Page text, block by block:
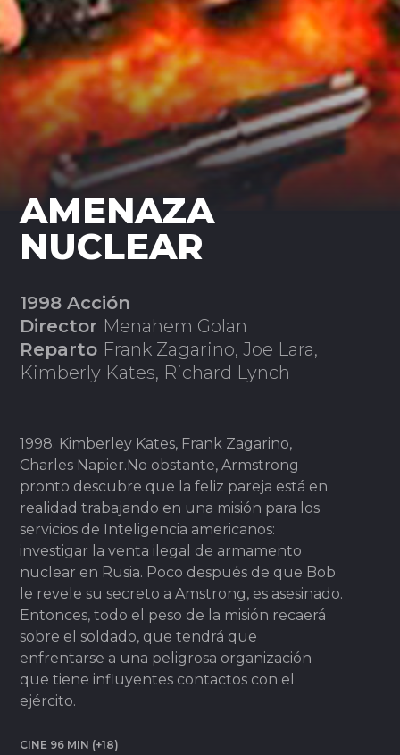
AMENAZA
NUCLEAR
1998 Acción
Director Menahem Golan
Reparto Frank Zagarino, Joe Lara,
Kimberly Kates, Richard Lynch
1998. Kimberley Kates, Frank Zagarino,
Charles Napier.No obstante, Armstrong
pronto descubre que la feliz pareja está en
realidad trabajando en una misión para los
servicios de Inteligencia americanos:
investigar la venta ilegal de armamento
nuclear en Rusia. Poco después de que Bob
le revele su secreto a Amstrong, es asesinado.
Entonces, todo el peso de la misión recaerá
sobre el soldado, que tendrá que
enfrentarse a una peligrosa organización
que tiene influyentes contactos con el
ejército.
CINE 96 MIN (+18)